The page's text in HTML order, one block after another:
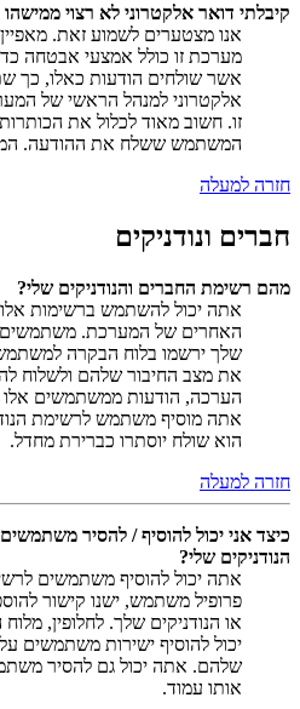
קיבלתי דואר אלקטרוני לא רצוי
אנו מצטערים לשמוע זאת.
מערכת זו כולל אמצעי אבטחה
אשר שולחים הודעות כאלו, כך
אלקטרוני למנהל הראשי של
זו. חשוב מאוד לכלול את
המשתמש ששלח את ההודעה.
חזרה למעלה
חברים ונודניקים
מהם רשימת החברים והנודניקים שלי?
אתה יכול להשתמש ברשימות
האחרים של המערכת. משתמשים
שלך ירשמו בלוח הבקרה
את מצב החיבור שלהם ולשלוח
הערכה, הודעות ממשתמשים אלו
אתה מוסיף משתמש לרשימת
הוא שולח יוסתרו כברירת מחדל.
חזרה למעלה
כיצד אני יכול להוסיף / להסיר
הנודניקים שלי?
אתה יכול להוסיף משתמשים
פרופיל משתמש, ישנו קישור
או הנודניקים שלך. לחלופין,
יכול להוסיף ישירות משתמשים
שלהם. אתה יכול גם להסיר
אותו עמוד.